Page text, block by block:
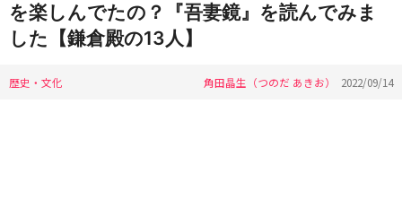
を楽しんでたの？『吾妻鏡』を読んでみま
した【鎌倉殿の13人】
歴史・文化 角田晶生（つのだ あきお） 2022/09/14